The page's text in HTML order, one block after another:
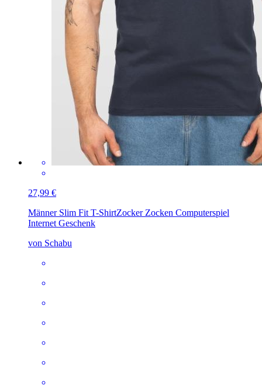
27,99 €
Männer Slim Fit T-ShirtZocker Zocken Computerspiel
Internet Geschenk
von Schabu